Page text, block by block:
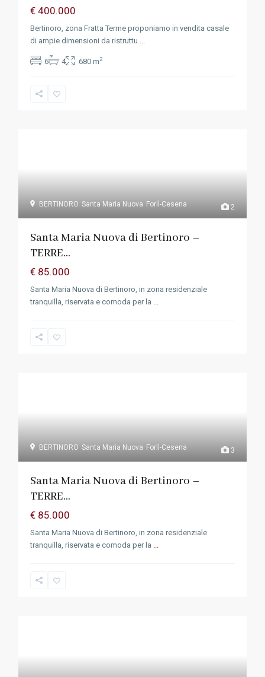
€ 400.000
Bertinoro, zona Fratta Terme proponiamo in vendita casale
di ampie dimensioni da ristruttu
6 4 680 m2
2
BERTINORO Santa Maria Nuova Forlì-Cesena
Santa Maria Nuova di Bertinoro –
TERRE...
€ 85.000
Santa Maria Nuova di Bertinoro, in zona residenziale
tranquilla, riservata e comoda per la
3
BERTINORO Santa Maria Nuova Forlì-Cesena
Santa Maria Nuova di Bertinoro –
TERRE...
€ 85.000
Santa Maria Nuova di Bertinoro, in zona residenziale
tranquilla, riservata e comoda per la